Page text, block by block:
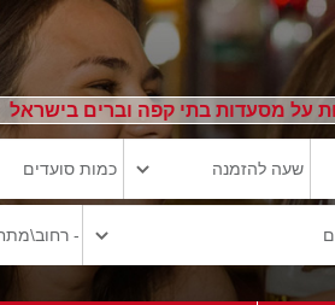
על מסעדות בתי קפה וברים בישראל